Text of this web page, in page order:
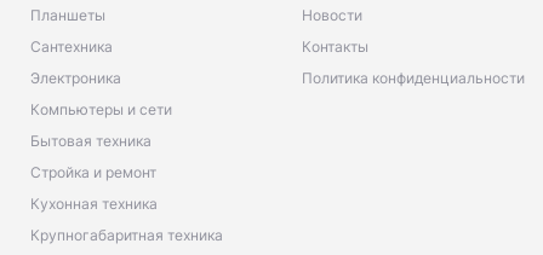
Планшеты
Сантехника
Электроника
Компьютеры и сети
Бытовая техника
Стройка и ремонт
Кухонная техника
Крупногабаритная техника
Новости
Контакты
Политика конфиденциальности